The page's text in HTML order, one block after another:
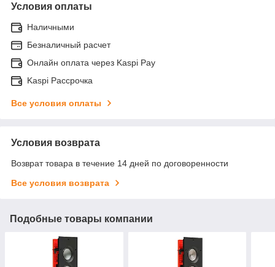
Условия оплаты
Наличными
Безналичный расчет
Онлайн оплата через Kaspi Pay
Kaspi Рассрочка
Все условия оплаты
Условия возврата
Возврат товара в течение 14 дней по договоренности
Все условия возврата
Подобные товары компании